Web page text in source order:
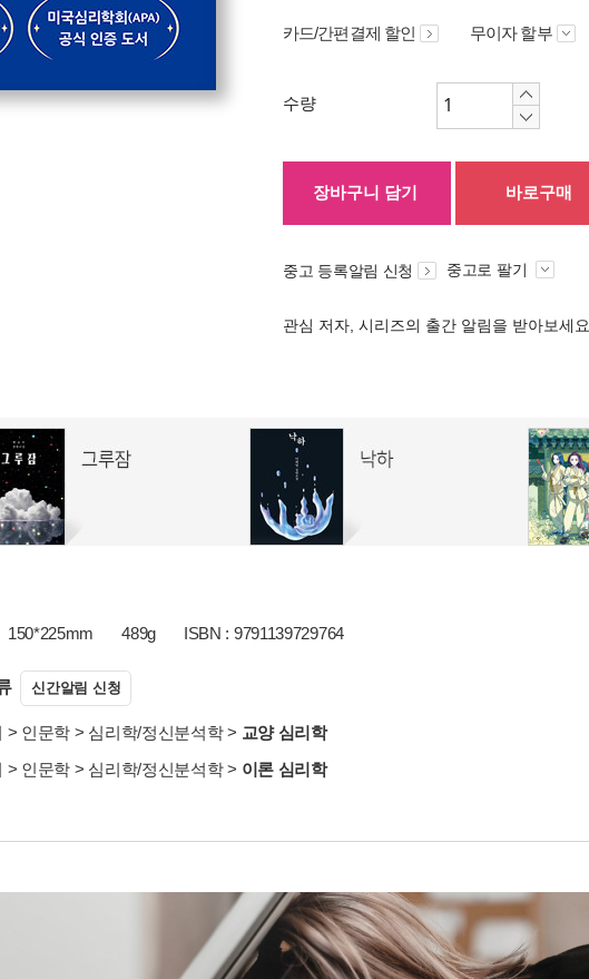
카드/간편결제 할인 무이자 할부
수량
장바구니 담기 바로구매
중고 등록알림 신청 중고로 팔기
관심 저자, 시리즈의 출간 알림을 받아보세요
150*225mm 489g ISBN : 9791139729764
신간알림 신청
> 인문학 > 심리학/정신분석학> 교양 심리학
> 인문학 > 심리학/정신분석학> 이론 심리학